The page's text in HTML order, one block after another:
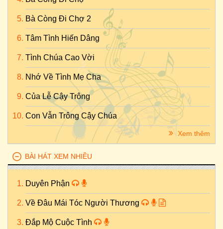
Bà Còng Đi Chợ 2
Tâm Tình Hiến Dâng
Tình Chúa Cao Vời
Nhớ Về Tình Mẹ Cha
Của Lễ Cậy Trông
Con Vẫn Trông Cậy Chúa
Xem thêm
BÀI HÁT XEM NHIỀU
Duyên Phận
Về Đâu Mái Tóc Người Thương
Đắp Mộ Cuộc Tình